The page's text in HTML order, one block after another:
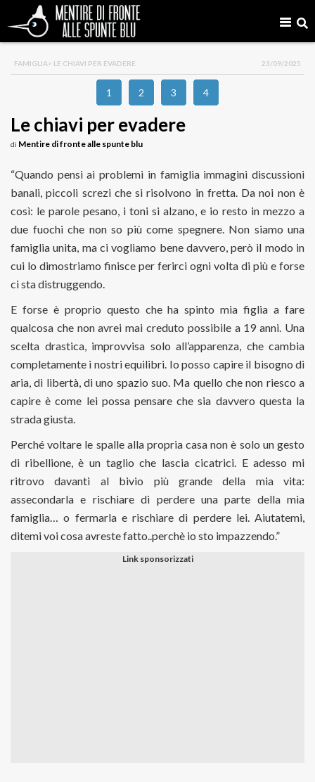
FAMIGLIA> LE CHIAVI PER EVADERE 23/09/2025
1 2 3 4
Le chiavi per evadere
di Mentire di fronte alle spunte blu
“Quando pensi ai problemi in famiglia immagini discussioni
banali, piccoli screzi che si risolvono in fretta. Da noi non è
così: le parole pesano, i toni si alzano, e io resto in mezzo a
due fuochi che non so più come spegnere. Non siamo una
famiglia unita, ma ci vogliamo bene davvero, però il modo in
cui lo dimostriamo finisce per ferirci ogni volta di più e forse
ci sta distruggendo.
E forse è proprio questo che ha spinto mia figlia a fare
qualcosa che non avrei mai creduto possibile a 19 anni. Una
scelta drastica, improvvisa solo all’apparenza, che cambia
completamente i nostri equilibri. Io posso capire il bisogno di
aria, di libertà, di uno spazio suo. Ma quello che non riesco a
capire è come lei possa pensare che sia davvero questa la
strada giusta.
Perché voltare le spalle alla propria casa non è solo un gesto
di ribellione, è un taglio che lascia cicatrici. E adesso mi
ritrovo davanti al bivio più grande della mia vita:
assecondarla e rischiare di perdere una parte della mia
famiglia… o fermarla e rischiare di perdere lei. Aiutatemi,
ditemi voi cosa avreste fatto..perchè io sto impazzendo.”